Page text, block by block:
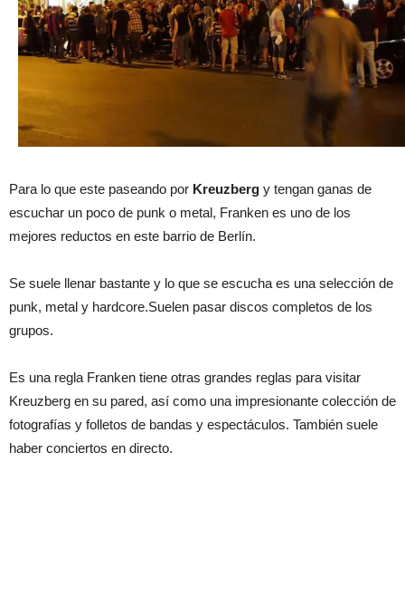
Para lo que este paseando por Kreuzberg y tengan ganas de
escuchar un poco de punk o metal, Franken es uno de los
mejores reductos en este barrio de Berlín.
Se suele llenar bastante y lo que se escucha es una selección de
punk, metal y hardcore.Suelen pasar discos completos de los
grupos.
Es una regla Franken tiene otras grandes reglas para visitar
Kreuzberg en su pared, así como una impresionante colección de
fotografías y folletos de bandas y espectáculos. También suele
haber conciertos en directo.